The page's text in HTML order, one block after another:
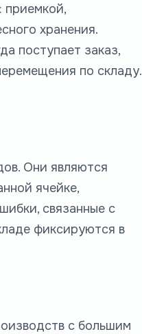
приемкой,
хранения.
поступает заказ,
по складу.
Они являются
ячейке,
связанные с
фиксируются в
с большим